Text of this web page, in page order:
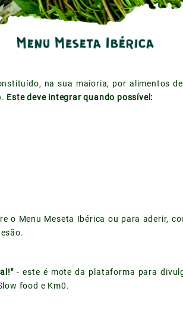
na sua maioria, por alimentos
Este deve integrar quando possível:
o Menu Meseta Ibérica ou para aderir,
- este é mote da plataforma para
food e Km0.